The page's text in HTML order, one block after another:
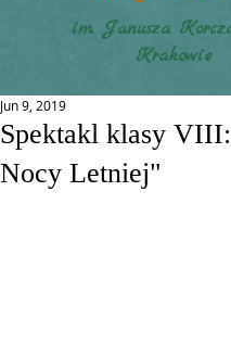
im. Janusza
Krakowie
Spektakl klasy
Nocy Letniej"
Jun 9, 2019